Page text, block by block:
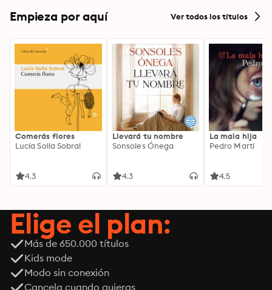
Empieza por aquí Ver todos los títulos
Comerás flores
Lucía Solla Sobral
4.3
Llevará tu nombre
Sonsoles Ónega
4.3
La mala hija
Pedro Martí
4.5
Elige el plan:
Más de 650.000 títulos
Kids mode
Modo sin conexión
Cancela cuando quieras